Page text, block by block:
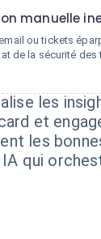
manuelle
ou tickets
de la sécurité des
les
et
les
qui